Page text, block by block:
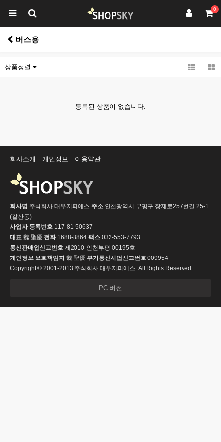
0
버스용
상품정렬
등록된 상품이 없습니다.
회사소개 개인정보 이용약관
회사명 주식회사 대우지피에스 주소 인천광역시 부평구 장제로257번길 25-1
(갈산동)
사업자 등록번호 117-81-50637
대표 魏 聖優 전화1688-8864 팩스 032-553-7793
통신판매업신고번호 제2010-인천부평-00195호
개인정보 보호책임자魏 聖優 부가통신사업신고번호 009954
Copyright © 2001-2013 주식회사 대우지피에스. All Rights Reserved.
PC 버전